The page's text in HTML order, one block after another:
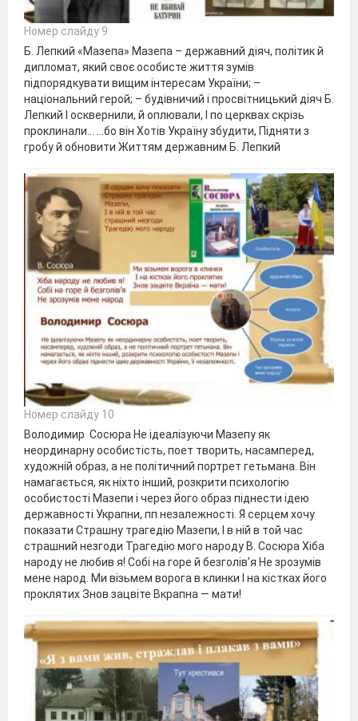
Номер слайду 9
Б. Лепкий «Мазепа» Мазепа – державний діяч, політик й
дипломат, який своє особисте життя зумів
підпорядкувати вищим інтересам України; –
національний герой; – будівничий і просвітницький діяч Б.
Лепкий І осквернили, й оплювали, І по церквах скрізь
проклинали... ...бо він Хотів Україну збудити, Підняти з
гробу й обновити Життям державним Б. Лепкий
Номер слайду 10
Володимир Сосюра Не iдеалiзуючи Мазепу як
неординарну особистiсть, поет творить, насамперед,
художнiй образ, а не полiтичний портрет гетьмана. Вiн
намагається, як нiхто iнший, розкрити психологiю
особистостi Мазепи i через його образ пiднести iдею
державностi Украпни, пп незалежностi. Я серцем хочу
показати Страшну трагедiю Мазепи, I в нiй в той час
страшний незгоди Трагедiю мого народу В. Сосюра Хiба
народу не любив я! Собi на горе й безголiв’я Не зрозумiв
мене народ. Ми вiзьмем ворога в клинки I на кiстках його
проклятих Знов зацвiте Вкрапна — мати!